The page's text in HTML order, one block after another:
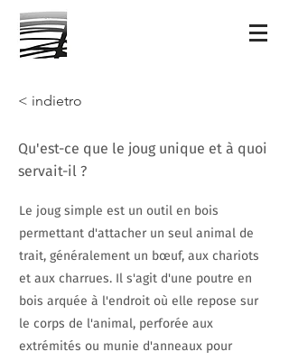
< indietro
Qu'est-ce que le joug unique et à quoi
servait-il ?
Le joug simple est un outil en bois
permettant d'attacher un seul animal de
trait, généralement un bœuf, aux chariots
et aux charrues. Il s'agit d'une poutre en
bois arquée à l'endroit où elle repose sur
le corps de l'animal, perforée aux
extrémités ou munie d'anneaux pour